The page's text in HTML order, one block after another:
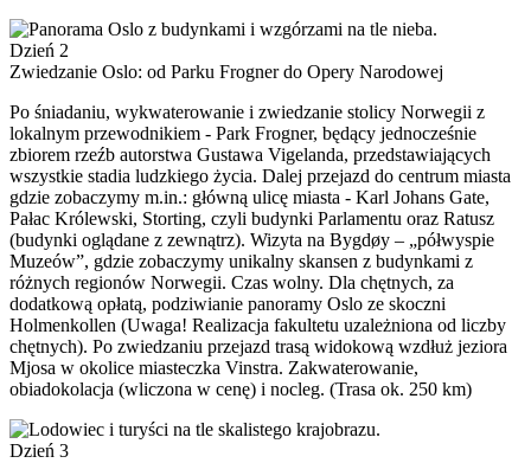
Dzień 2
Zwiedzanie Oslo: od Parku Frogner do Opery Narodowej
Po śniadaniu, wykwaterowanie i zwiedzanie stolicy Norwegii z
lokalnym przewodnikiem - Park Frogner, będący jednocześnie
zbiorem rzeźb autorstwa Gustawa Vigelanda, przedstawiających
wszystkie stadia ludzkiego życia. Dalej przejazd do centrum miasta
gdzie zobaczymy m.in.: główną ulicę miasta - Karl Johans Gate,
Pałac Królewski, Storting, czyli budynki Parlamentu oraz Ratusz
(budynki oglądane z zewnątrz). Wizyta na Bygdøy – „półwyspie
Muzeów”, gdzie zobaczymy unikalny skansen z budynkami z
różnych regionów Norwegii. Czas wolny. Dla chętnych, za
dodatkową opłatą, podziwianie panoramy Oslo ze skoczni
Holmenkollen (Uwaga! Realizacja fakultetu uzależniona od liczby
chętnych). Po zwiedzaniu przejazd trasą widokową wzdłuż jeziora
Mjosa w okolice miasteczka Vinstra. Zakwaterowanie,
obiadokolacja (wliczona w cenę) i nocleg. (Trasa ok. 250 km)
Dzień 3